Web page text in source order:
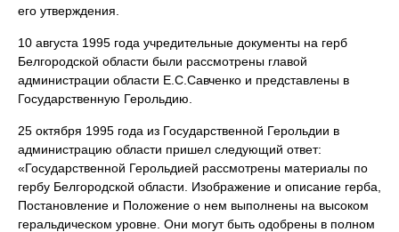
его утверждения.
10 августа 1995 года учредительные документы на герб
Белгородской области были рассмотрены главой
администрации области Е.С.Савченко и представлены в
Государственную Герольдию.
25 октября 1995 года из Государственной Герольдии в
администрацию области пришел следующий ответ:
«Государственной Герольдией рассмотрены материалы по
гербу Белгородской области. Изображение и описание герба,
Постановление и Положение о нем выполнены на высоком
геральдическом уровне. Они могут быть одобрены в полном